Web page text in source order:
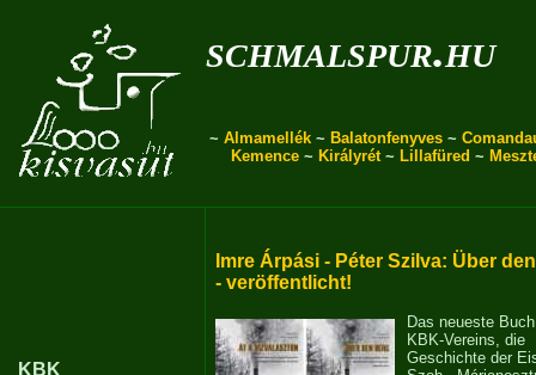
schmalspur.hu
~ Almamellék ~ Balatonfenyves ~
Kemence ~ Királyrét~ Lillafüred ~
KBK
Imre Árpási - Péter Szilva: Über
- veröffentlicht!
Das neueste
KBK-Vereins, die
Geschichte der